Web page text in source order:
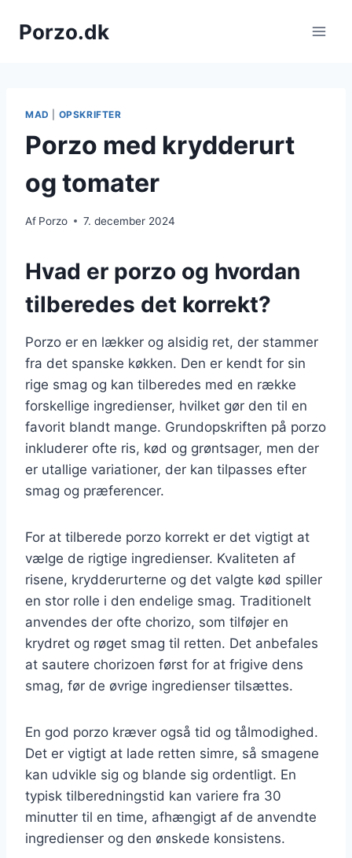
Porzo.dk
MAD OPSKRIFTER
Porzo med krydderurt
og tomater
Af Porzo 7. december 2024
Hvad er porzo og hvordan
tilberedes det korrekt?
Porzo er en lækker og alsidig ret, der stammer
fra det spanske køkken. Den er kendt for sin
rige smag og kan tilberedes med en række
forskellige ingredienser, hvilket gør den til en
favorit blandt mange. Grundopskriften på porzo
inkluderer ofte ris, kød og grøntsager, men der
er utallige variationer, der kan tilpasses efter
smag og præferencer.
For at tilberede porzo korrekt er det vigtigt at
vælge de rigtige ingredienser. Kvaliteten af
risene, krydderurterne og det valgte kød spiller
en stor rolle i den endelige smag. Traditionelt
anvendes der ofte chorizo, som tilføjer en
krydret og røget smag til retten. Det anbefales
at sautere chorizoen først for at frigive dens
smag, før de øvrige ingredienser tilsættes.
En god porzo kræver også tid og tålmodighed.
Det er vigtigt at lade retten simre, så smagene
kan udvikle sig og blande sig ordentligt. En
typisk tilberedningstid kan variere fra 30
minutter til en time, afhængigt af de anvendte
ingredienser og den ønskede konsistens.